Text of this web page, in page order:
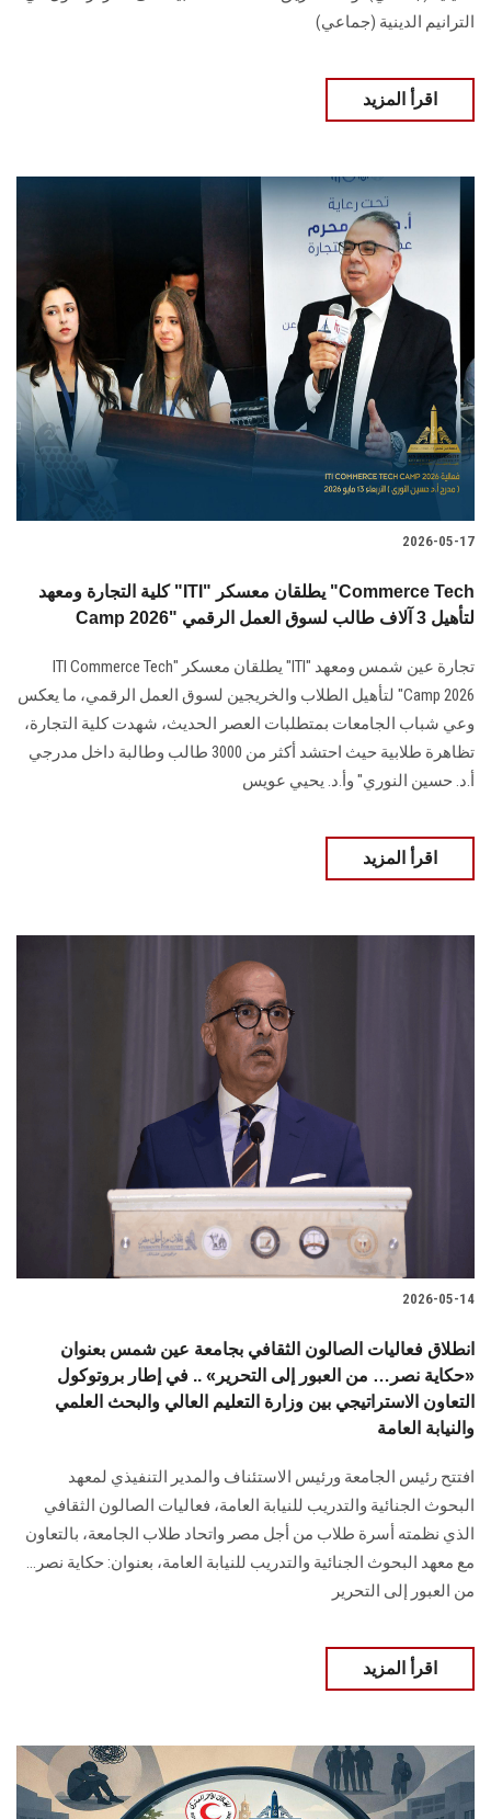
الترانيم الدينية (جماعي)
اقرأ المزيد
2026-05-17
كلية التجارة ومعهد "ITI" يطلقان معسكر "Commerce Tech
Camp 2026" لتأهيل 3 آلاف طالب لسوق العمل الرقمي
تجارة عين شمس ومعهد "ITI" يطلقان معسكر "ITI Commerce Tech
Camp 2026" لتأهيل الطلاب والخريجين لسوق العمل الرقمي، ما يعكس
وعي شباب الجامعات بمتطلبات العصر الحديث، شهدت كلية التجارة،
تظاهرة طلابية حيث احتشد أكثر من 3000 طالب وطالبة داخل مدرجي
أ.د. حسين النوري" وأ.د. يحيي عويس
اقرأ المزيد
2026-05-14
انطلاق فعاليات الصالون الثقافي بجامعة عين شمس بعنوان
«حكاية نصر… من العبور إلى التحرير» .. في إطار بروتوكول
التعاون الاستراتيجي بين وزارة التعليم العالي والبحث العلمي
والنيابة العامة
افتتح رئيس الجامعة ورئيس الاستئناف والمدير التنفيذي لمعهد
البحوث الجنائية والتدريب للنيابة العامة، فعاليات الصالون الثقافي
الذي نظمته أسرة طلاب من أجل مصر واتحاد طلاب الجامعة، بالتعاون
مع معهد البحوث الجنائية والتدريب للنيابة العامة، بعنوان: حكاية نصر…
من العبور إلى التحرير
اقرأ المزيد